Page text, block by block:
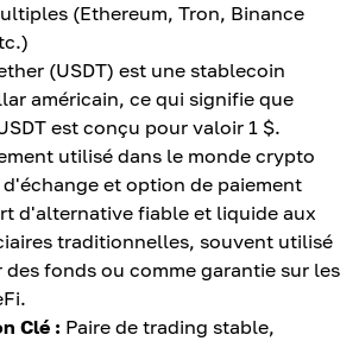
(Ethereum, Tron, Binance
(USDT) est une stablecoin
américain, ce qui signifie que
est conçu pour valoir 1 $.
utilisé dans le monde crypto
et option de paiement
d'alternative fiable et liquide aux
traditionnelles, souvent utilisé
fonds ou comme garantie sur les
Clé : Paire de trading stable,